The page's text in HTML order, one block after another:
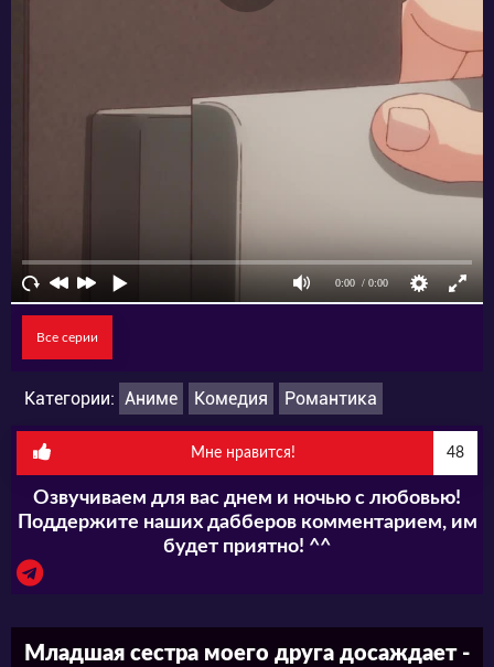
при условии, что тот «сыграет» парня своей
излишне скромной дочери по имени Масиро.
Причем, по-настоящему влюбляться
кузенам строго запрещено!
Все серии
Категории: Аниме Комедия Романтика
Мне нравится! 48
Озвучиваем для вас днем и ночью с любовью!
Поддержите наших дабберов комментарием, им
будет приятно! ^^
Младшая сестра моего друга досаждает -